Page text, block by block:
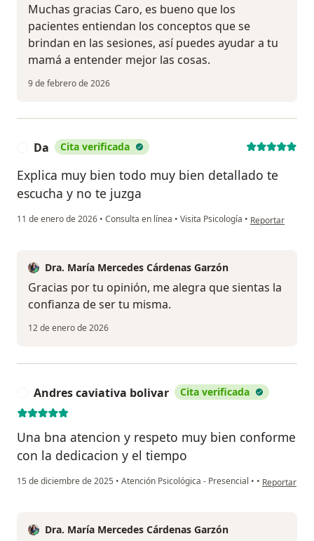
Muchas gracias Caro, es bueno que los
pacientes entiendan los conceptos que se
brindan en las sesiones, así puedes ayudar a tu
mamá a entender mejor las cosas.
9 de febrero de 2026
Da Cita verificada
Explica muy bien todo muy bien detallado te
escucha y no te juzga
11 de enero de 2026 • Consulta en línea • Visita Psicología • en opinión del
Reportar
Dra. María Mercedes Cárdenas Garzón
Gracias por tu opinión, me alegra que sientas la
confianza de ser tu misma.
12 de enero de 2026
Andres caviativa bolivar Cita verificada
Una bna atencion y respeto muy bien conforme
con la dedicacion y el tiempo
15 de diciembre de 2025 • Atención Psicológica - Presencial • • en opinión
Reportar
Dra. María Mercedes Cárdenas Garzón